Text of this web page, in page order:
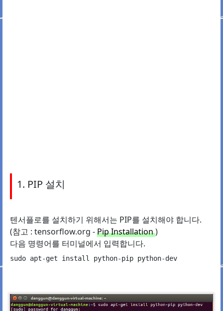
1. PIP 설치
텐서플로를 설치하기 위해서는 PIP를 설치해야 합니다.
(참고 : tensorflow.org -Pip Installation)
다음 명령어를 터미널에서 입력합니다.